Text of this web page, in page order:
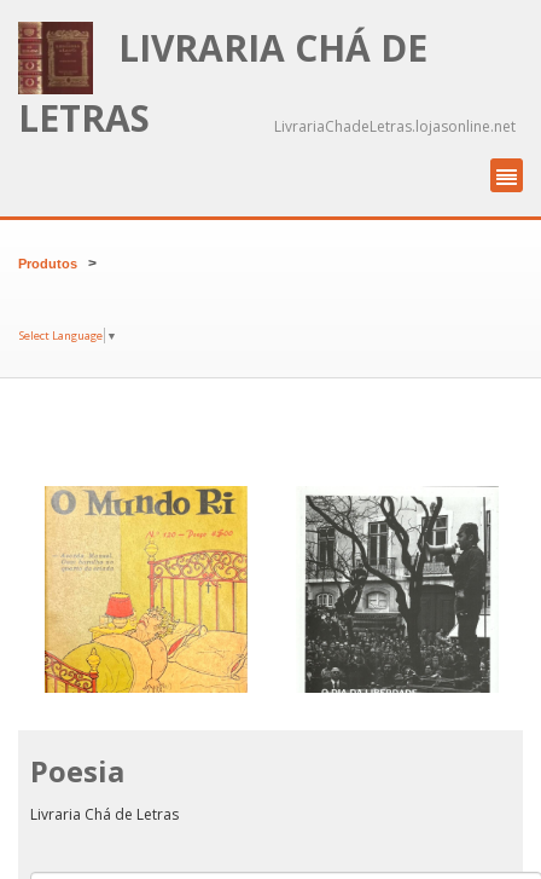
LIVRARIA CHÁ DE
LETRAS
LivrariaChadeLetras.lojasonline.net
Produtos >
Select Language ▼
O Mundo Ri
Poesia
Livraria Chá de Letras